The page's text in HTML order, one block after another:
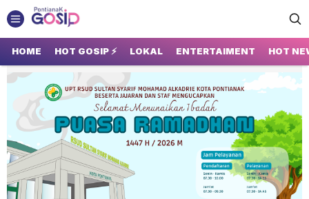
GOSIP PONTIANAK
Tempatnya Gosip Terupdate Pontianak
HOME HOT GOSIP ⚡ LOKAL ENTERTAIMENT HOT